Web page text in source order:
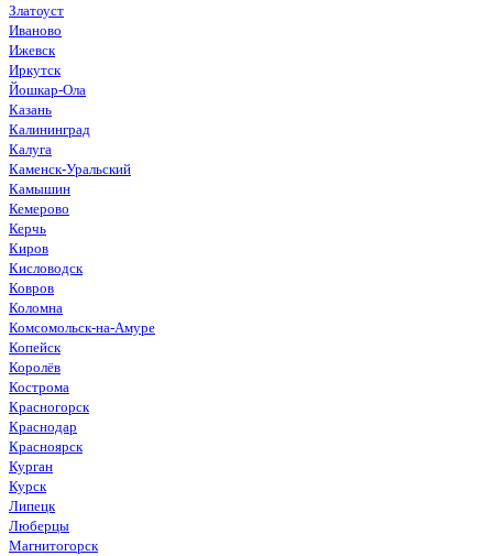
Златоуст
Иваново
Ижевск
Иркутск
Йошкар-Ола
Казань
Калининград
Калуга
Каменск-Уральский
Камышин
Кемерово
Керчь
Киров
Кисловодск
Ковров
Коломна
Комсомольск-на-Амуре
Копейск
Королёв
Кострома
Красногорск
Краснодар
Красноярск
Курган
Курск
Липецк
Люберцы
Магнитогорск